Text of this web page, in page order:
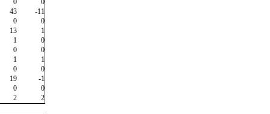
0
0
43
-11
0
0
13
1
1
0
0
0
1
1
0
0
19
-1
0
0
2
2